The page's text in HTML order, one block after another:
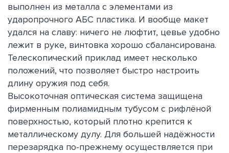
выполнен из металла с элементами из
ударопрочного АБС пластика. И вообще макет
удался на славу: ничего не люфтит, цевье удобно
лежит в руке, винтовка хорошо сбалансирована.
Телескопический приклад имеет несколько
положений, что позволяет быстро настроить
длину оружия под себя.
Высокоточная оптическая система защищена
фирменным полиамидным тубусом с рифлёной
поверхностью, который плотно крепится к
металлическому дулу. Для большей надёжности
перезарядка по-прежнему осуществляется при